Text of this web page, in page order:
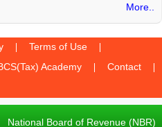
More..
Terms of Use
Academy
Contact
National Board of Revenue (NBR)